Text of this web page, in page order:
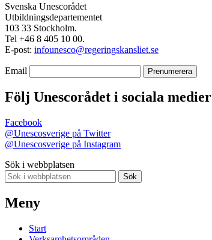
Svenska Unescorådet
Utbildningsdepartementet
103 33 Stockholm.
Tel +46 8 405 10 00.
E-post: infounesco@regeringskansliet.se
Email
Följ Unescorådet i sociala medier
Facebook
@Unescosverige på Twitter
@Unescosverige på Instagram
Sök i webbplatsen
Sök
Meny
Start